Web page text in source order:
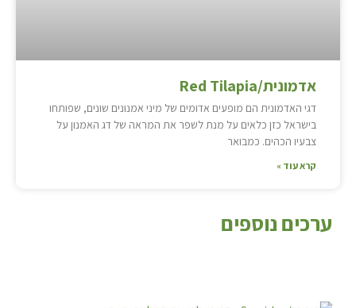
אדמונית/Red Tilapia
דגי האדמונית הם מופעים אדומים של מיני אמנונים שונים, שפותחו
בישראל כזן כלאים על מנת לשפר את המראה של דג האמנון על
צבעיו הכהים. כמבואר
קרא עוד »
ערכים נוספים